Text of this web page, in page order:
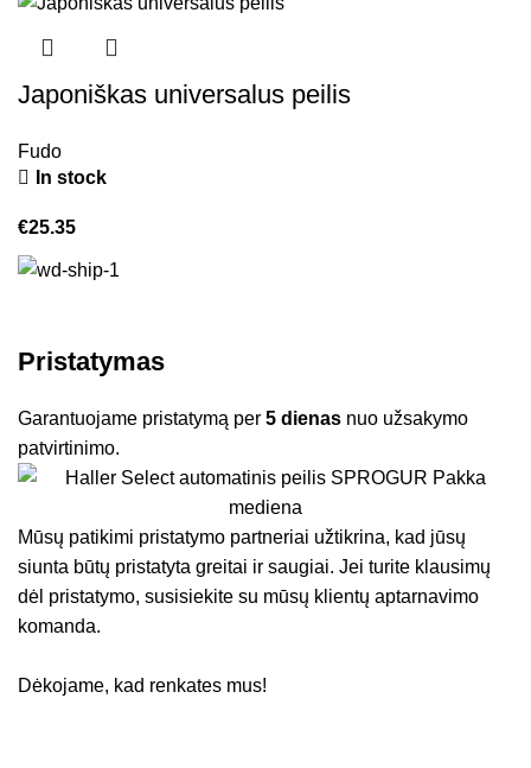
Japoniškas universalus peilis
Fudo
In stock
€25.35
Pristatymas
Garantuojame pristatymą per5 dienas nuo užsakymo
patvirtinimo.
Mūsų patikimi pristatymo partneriai užtikrina, kad jūsų
siunta būtų pristatyta greitai ir saugiai. Jei turite klausimų
dėl pristatymo, susisiekite su mūsų klientų aptarnavimo
komanda.
Dėkojame, kad renkates mus!